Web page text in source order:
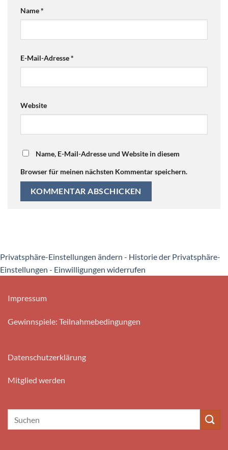
Name*
E-Mail-Adresse*
Website
Name, E-Mail-Adresse und Website in diesem
Browser für meinen nächsten Kommentar speichern.
Privatsphäre-Einstellungen ändern - Historie der Privatsphäre-
Einstellungen - Einwilligungen widerrufen
Impressum
Gewinnspiele: Teilnahmebedingungen
Datenschutzerklärung
Mitglied werden